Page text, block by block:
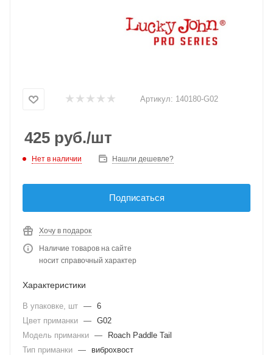
Артикул: 140180-G02
425 руб./шт
Нет в наличии Нашли дешевле?
Подписаться
Хочу в подарок
Наличие товаров на сайте
носит справочный характер
Характеристики
В упаковке, шт — 6
Цвет приманки — G02
Модель приманки —
Roach Paddle Tail
Тип приманки —
виброхвост